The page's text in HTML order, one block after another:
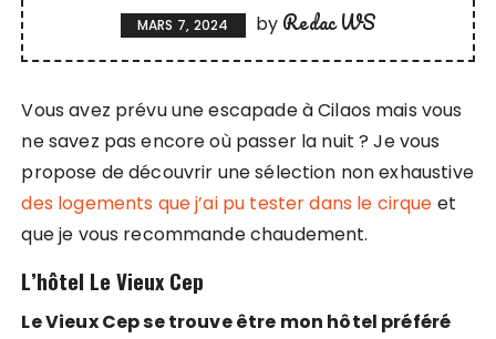
MARS 7, 2024 by Redac WS
Vous avez prévu une escapade à Cilaos mais vous
ne savez pas encore où passer la nuit ? Je vous
propose de découvrir une sélection non exhaustive
des logements que j’ai pu tester dans le cirque et
que je vous recommande chaudement.
L’hôtel Le Vieux Cep
Le Vieux Cep se trouve être mon hôtel préféré